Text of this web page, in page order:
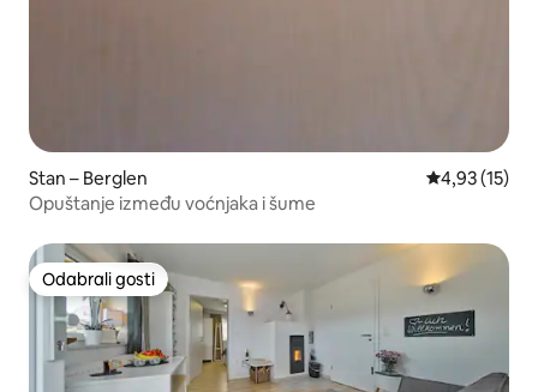
Stan – Berglen Prosječna
4,93 (15)
Opuštanje između voćnjaka i šume
Odabrali gosti
Odabrali gosti